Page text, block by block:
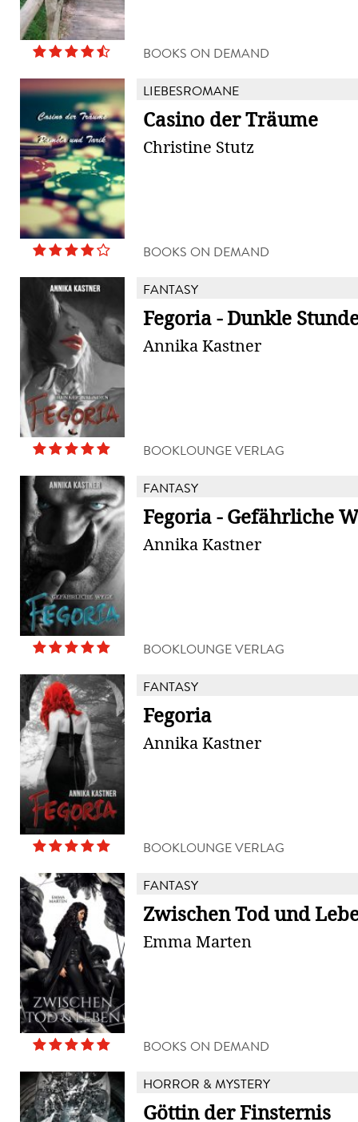
BOOKS ON DEMAND
LIEBESROMANE
Casino der Träume
Christine Stutz
BOOKS ON DEMAND
FANTASY
Fegoria - Dunkle
Annika Kastner
BOOKLOUNGE VERLAG
FANTASY
Fegoria - Gefährliche
Annika Kastner
BOOKLOUNGE VERLAG
FANTASY
Fegoria
Annika Kastner
BOOKLOUNGE VERLAG
FANTASY
Zwischen Tod und
Emma Marten
BOOKS ON DEMAND
HORROR & MYSTERY
Göttin der Finsternis